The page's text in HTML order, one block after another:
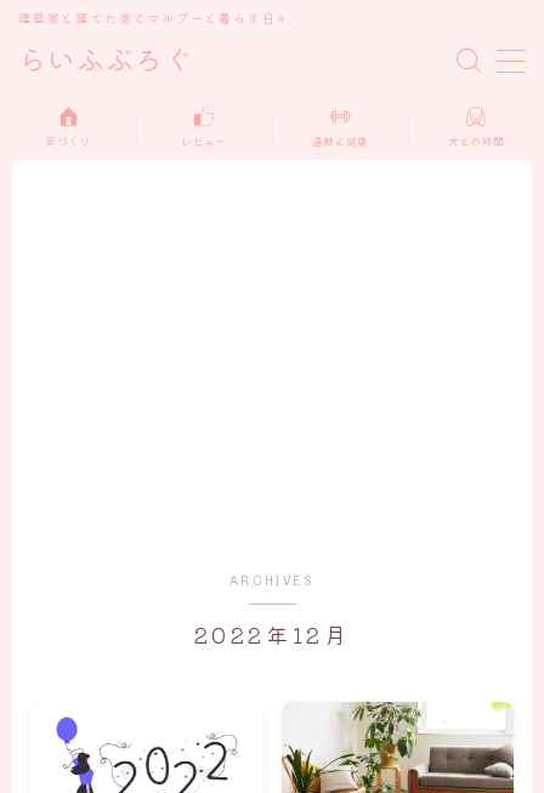
らいふぶろぐ
建築家と建てた家でマルプーと暮らす日々
家づくり レビュー 運動と健康 犬との時間
ARCHIVES
2022年12月